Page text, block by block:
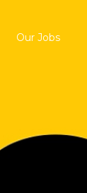
Our Jobs